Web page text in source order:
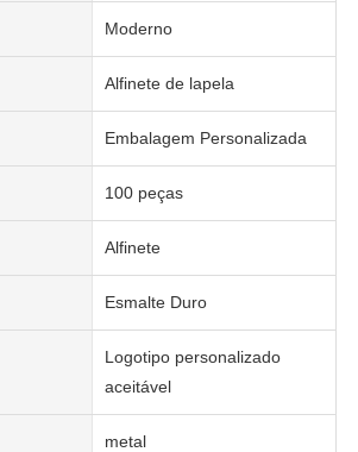
Moderno
Alfinete de lapela
Embalagem Personalizada
100 peças
Alfinete
Esmalte Duro
Logotipo personalizado
aceitável
metal